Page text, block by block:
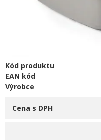
Kód produktu
EAN kód
Výrobce
Cena s DPH